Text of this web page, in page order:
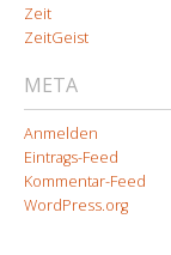
Zeit
ZeitGeist
META
Anmelden
Eintrags-Feed
Kommentar-Feed
WordPress.org